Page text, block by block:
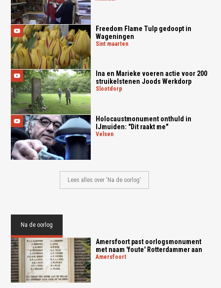
Freedom Flame Tulp gedoopt in
Wageningen
sint maarten
Ina en Marieke voeren actie voor 200
struikelstenen Joods Werkdorp
slootdorp
Holocaustmonument onthuld in
IJmuiden: "Dit raakt me"
velsen
Lees alles over 'Na de oorlog'
Na de oorlog
Amersfoort past oorlogsmonument
met naam 'foute' Rotterdammer aan
amersfoort